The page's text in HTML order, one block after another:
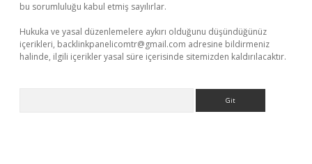
bu sorumluluğu kabul etmiş sayılırlar.
Hukuka ve yasal düzenlemelere aykırı olduğunu düşündüğünüz
içerikleri, backlinkpanelicomtr@gmail.com adresine bildirmeniz
halinde, ilgili içerikler yasal süre içerisinde sitemizden kaldırılacaktır.